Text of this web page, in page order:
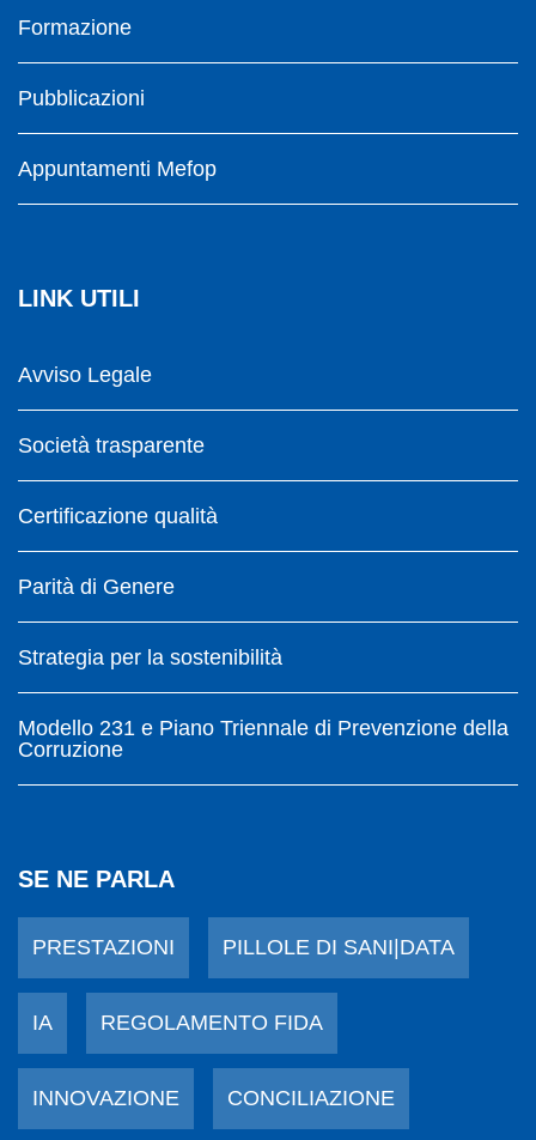
Formazione
Pubblicazioni
Appuntamenti Mefop
LINK UTILI
Avviso Legale
Società trasparente
Certificazione qualità
Parità di Genere
Strategia per la sostenibilità
Modello 231 e Piano Triennale di Prevenzione della
Corruzione
SE NE PARLA
PRESTAZIONI PILLOLE DI SANI|DATA
IA REGOLAMENTO FIDA
INNOVAZIONE CONCILIAZIONE